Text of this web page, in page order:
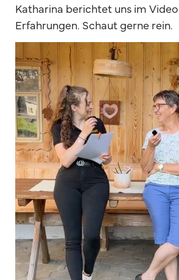
Katharina berichtet uns im
Erfahrungen. Schaut gerne rein.